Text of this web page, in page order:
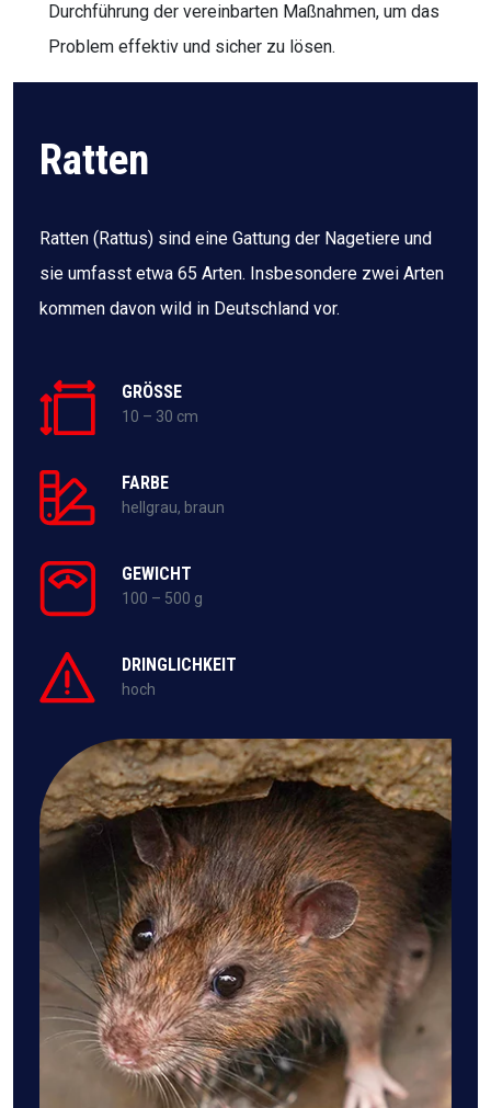
Durchführung der vereinbarten Maßnahmen, um das
Problem effektiv und sicher zu lösen.
Ratten
Ratten (Rattus) sind eine Gattung der Nagetiere und
sie umfasst etwa 65 Arten. Insbesondere zwei Arten
kommen davon wild in Deutschland vor.
GRÖSSE
10 – 30 cm
FARBE
hellgrau, braun
GEWICHT
100 – 500 g
DRINGLICHKEIT
hoch